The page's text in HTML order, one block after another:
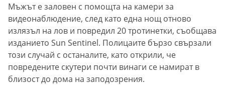
Мъжът е заловен с помощта на камери за
видеонаблюдение, след като една нощ отново
излязъл на лов и повредил 20 тротинетки, съобщава
изданието Sun Sentinel. Полицаите бързо свързали
този случай с останалите, като открили, че
повредените скутери почти винаги се намират в
близост до дома на заподозрения.